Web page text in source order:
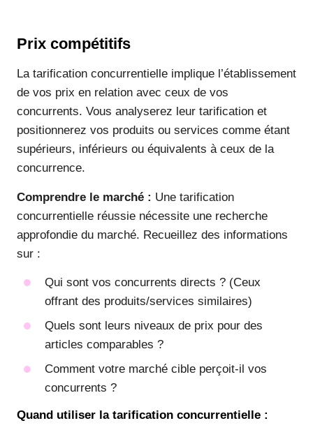
Prix compétitifs
La tarification concurrentielle implique l’établissement
de vos prix en relation avec ceux de vos
concurrents. Vous analyserez leur tarification et
positionnerez vos produits ou services comme étant
supérieurs, inférieurs ou équivalents à ceux de la
concurrence.
Comprendre le marché : Une tarification
concurrentielle réussie nécessite une recherche
approfondie du marché. Recueillez des informations
sur :
Qui sont vos concurrents directs ? (Ceux
offrant des produits/services similaires)
Quels sont leurs niveaux de prix pour des
articles comparables ?
Comment votre marché cible perçoit-il vos
concurrents ?
Quand utiliser la tarification concurrentielle :